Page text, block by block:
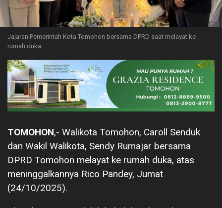
Jajaran Pemerintah Kota Tomohon bersama DPRD saat melayat ke
rumah duka
TOMOHON,- Walikota Tomohon, Caroll Senduk
dan Wakil Walikota, Sendy Rumajar bersama
DPRD Tomohon melayat ke rumah duka, atas
meninggalkannya Rico Pandey, Jumat
(24/10/2025).